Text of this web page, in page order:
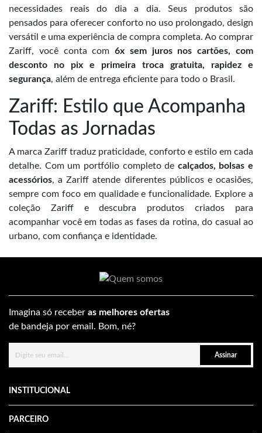
necessidades reais do dia a dia. Seus produtos são
pensados para oferecer conforto no uso prolongado, design
versátil e uma experiência de compra completa. Ao comprar
Zariff, você conta com6x sem juros nos cartões, com
desconto no pix e primeira troca gratuita, rapidez e
segurança, além de entrega eficiente para todo o Brasil.
Zariff: Estilo que Acompanha
Todas as Jornadas
A marca Zariff traduz praticidade, conforto e estilo em cada
detalhe. Com um portfólio completo de calçados, bolsas e
acessórios, a Zariff atende diferentes públicos e ocasiões,
sempre com foco em qualidade e funcionalidade. Explore a
coleção Zariff e descubra produtos criados para
acompanhar você em todas as fases da rotina, do casual ao
urbano, com confiança e identidade.
Imagina só receber as melhores ofertas
de bandeja por email. Bom, né?
Assinar
INSTITUCIONAL
PARCEIRO